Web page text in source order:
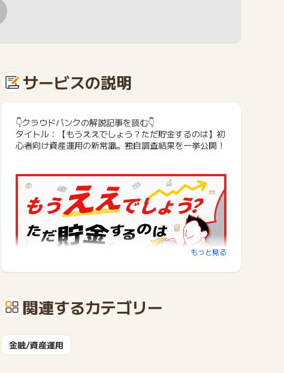
サービスの説明
👇クラウドバンクの解説記事を読む👇
タイトル：【もうええでしょう？ただ貯金するのは】初
心者向け資産運用の新常識。独自調査結果を一挙公開！
■実績平均利回り6.01%※2
ファンド実績値。
なお、2025年3月末までの3年間に運用終了したファン
ドの税引前実績平均利回りは5.89％となっておりま
もっと見る
関連するカテゴリー
金融/資産運用